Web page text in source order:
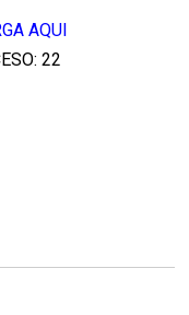
AQUI
22